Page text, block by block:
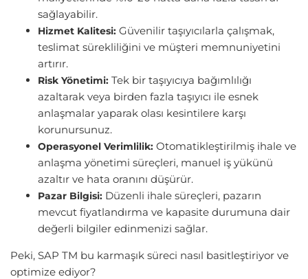
sağlayabilir.
Hizmet Kalitesi: Güvenilir taşıyıcılarla çalışmak,
teslimat sürekliliğini ve müşteri memnuniyetini
artırır.
Risk Yönetimi: Tek bir taşıyıcıya bağımlılığı
azaltarak veya birden fazla taşıyıcı ile esnek
anlaşmalar yaparak olası kesintilere karşı
korunursunuz.
Operasyonel Verimlilik: Otomatikleştirilmiş ihale ve
anlaşma yönetimi süreçleri, manuel iş yükünü
azaltır ve hata oranını düşürür.
Pazar Bilgisi: Düzenli ihale süreçleri, pazarın
mevcut fiyatlandırma ve kapasite durumuna dair
değerli bilgiler edinmenizi sağlar.
Peki, SAP TM bu karmaşık süreci nasıl basitleştiriyor ve
optimize ediyor?